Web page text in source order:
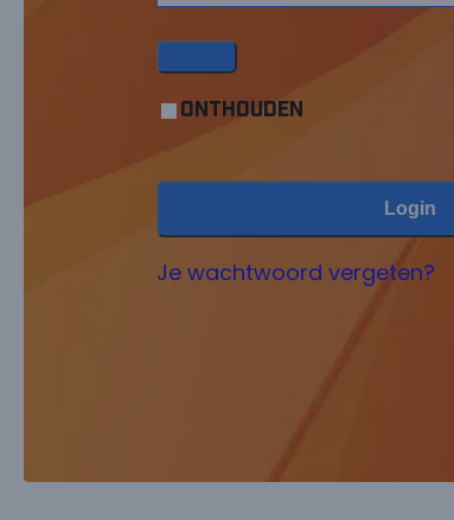
Onthouden
Login
Je wachtwoord vergeten?